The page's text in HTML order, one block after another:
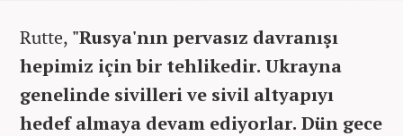
Rutte, "Rusya'nın pervasız davranışı
hepimiz için bir tehlikedir. Ukrayna
genelinde sivilleri ve sivil altyapıyı
hedef almaya devam ediyorlar. Dün gece